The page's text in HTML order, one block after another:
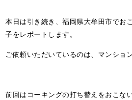
本日は引き続き、福岡県大牟田市でお
子をレポートします。
ご依頼いただいているのは、マンショ
前回はコーキングの打ち替えをおこな